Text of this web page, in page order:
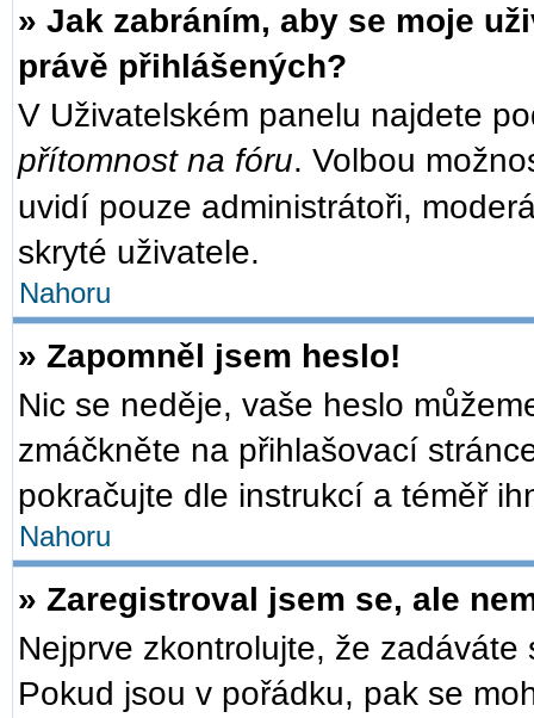
» Jak zabráním, aby se moje
právě přihlášených?
V Uživatelském panelu najdete
přítomnost na fóru. Volbou
uvidí pouze administrátoři,
skryté uživatele.
Nahoru
» Zapomněl jsem heslo!
Nic se neděje, vaše heslo
zmáčkněte na přihlašovací
pokračujte dle instrukcí a téměř
Nahoru
» Zaregistroval jsem se, ale
Nejprve zkontrolujte, že
Pokud jsou v pořádku, pak se